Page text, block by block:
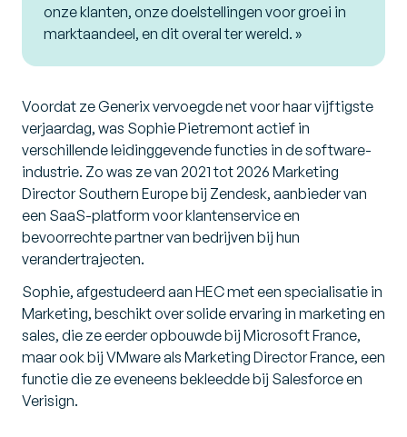
onze klanten, onze doelstellingen voor groei in
marktaandeel, en dit overal ter wereld. »
Voordat ze Generix vervoegde net voor haar vijftigste
verjaardag, was Sophie Pietremont actief in
verschillende leidinggevende functies in de software-
industrie. Zo was ze van 2021 tot 2026 Marketing
Director Southern Europe bij Zendesk, aanbieder van
een SaaS-platform voor klantenservice en
bevoorrechte partner van bedrijven bij hun
verandertrajecten.
Sophie, afgestudeerd aan HEC met een specialisatie in
Marketing, beschikt over solide ervaring in marketing en
sales, die ze eerder opbouwde bij Microsoft France,
maar ook bij VMware als Marketing Director France, een
functie die ze eveneens bekleedde bij Salesforce en
Verisign.